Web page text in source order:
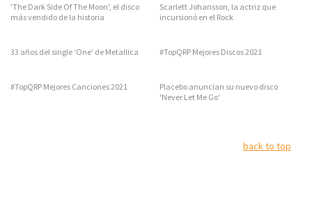
'The Dark Side Of The Moon', el disco
más vendido de la historia
Scarlett Johansson, la actriz que
incursionó en el Rock
33 años del single ‘One’ de Metallica #TopQRP Mejores Discos 2021
#TopQRP Mejores Canciones 2021
Placebo anuncian su nuevo disco
'Never Let Me Go'
back to top